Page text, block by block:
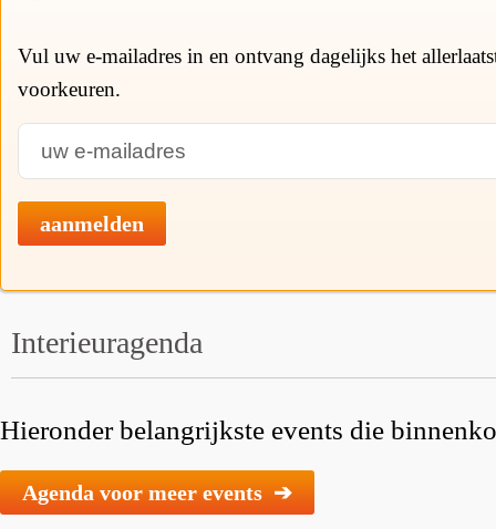
Vul uw e-mailadres in en ontvang dagelijks het
voorkeuren.
aanmelden
Interieuragenda
Hieronder belangrijkste events die
Agenda voor meer events ➔